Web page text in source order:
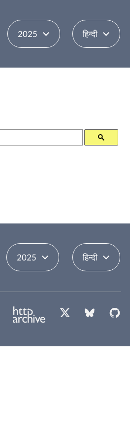
2025 हिन्दी
2025 हिन्दी